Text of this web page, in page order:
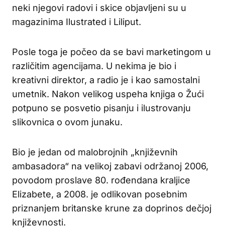
neki njegovi radovi i skice objavljeni su u
magazinima Ilustrated i Liliput.
Posle toga je počeo da se bavi marketingom u
različitim agencijama. U nekima je bio i
kreativni direktor, a radio je i kao samostalni
umetnik. Nakon velikog uspeha knjiga o Žući
potpuno se posvetio pisanju i ilustrovanju
slikovnica o ovom junaku.
Bio je jedan od malobrojnih „književnih
ambasadora“ na velikoj zabavi održanoj 2006,
povodom proslave 80. rođendana kraljice
Elizabete, a 2008. je odlikovan posebnim
priznanjem britanske krune za doprinos dečjoj
književnosti.